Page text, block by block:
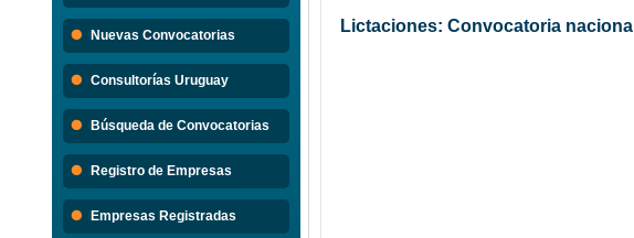
Nuevas Convocatorias
Consultorías Uruguay
Búsqueda de Convocatorias
Registro de Empresas
Empresas Registradas
Lictaciones: Convocatoria nacional